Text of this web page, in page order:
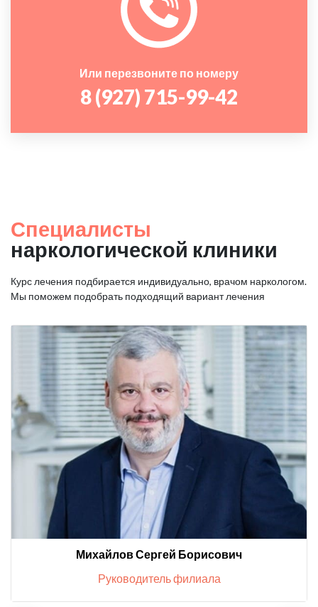
Или перезвоните по номеру
8 (927) 715-99-42
Специалисты
наркологической клиники
Курс лечения подбирается индивидуально, врачом наркологом.
Мы поможем подобрать подходящий вариант лечения
Михайлов Сергей Борисович
Руководитель филиала